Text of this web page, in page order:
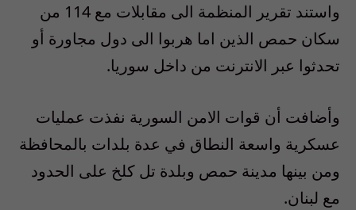
واستند تقرير المنظمة الى مقابلات مع 114 من
سكان حمص الذين اما هربوا الى دول مجاورة أو
تحدثوا عبر الانترنت من داخل سوريا.
وأضافت أن قوات الامن السورية نفذت عمليات
عسكرية واسعة النطاق في عدة بلدات بالمحافظة
ومن بينها مدينة حمص وبلدة تل كلخ على الحدود
مع لبنان.